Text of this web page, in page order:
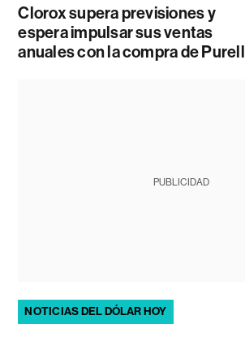
Clorox supera previsiones y
espera impulsar sus ventas
anuales con la compra de Purell
PUBLICIDAD
NOTICIAS DEL DÓLAR HOY